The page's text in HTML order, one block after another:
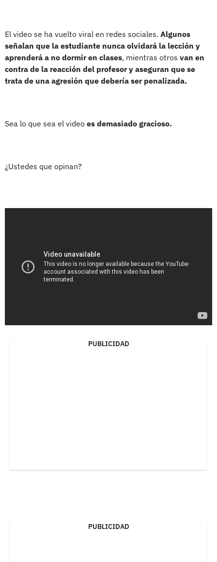
El video se ha vuelto viral en redes sociales. Algunos
señalan que la estudiante nunca olvidará la lección y
aprenderá a no dormir en clases, mientras otros van en
contra de la reacción del profesor y aseguran que se
trata de una agresión que debería ser penalizada.
Sea lo que sea el video es demasiado gracioso.
¿Ustedes que opinan?
PUBLICIDAD
PUBLICIDAD